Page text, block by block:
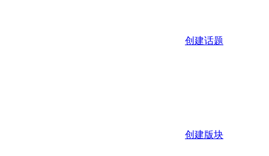
创建话题
创建版块